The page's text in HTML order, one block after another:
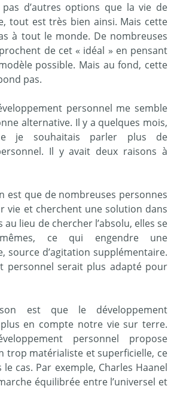
d’autres options que la vie de
tout est très bien ainsi. Mais cette
à tout le monde. De nombreuses
de cet « idéal » en pensant
possible. Mais au fond, cette
pas.
personnel me semble
alternative. Il y a quelques mois,
je souhaitais parler plus de
Il y avait deux raisons à
est que de nombreuses personnes
vie et cherchent une solution dans
lieu de chercher l’absolu, elles se
mêmes, ce qui engendre une
source d’agitation supplémentaire.
personnel serait plus adapté pour
est que le développement
en compte notre vie sur terre.
personnel propose
trop matérialiste et superficielle, ce
cas. Par exemple, Charles Haanel
équilibrée entre l’universel et